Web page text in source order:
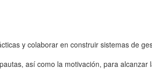
y colaborar en construir sistemas de
así como la motivación, para alcanzar